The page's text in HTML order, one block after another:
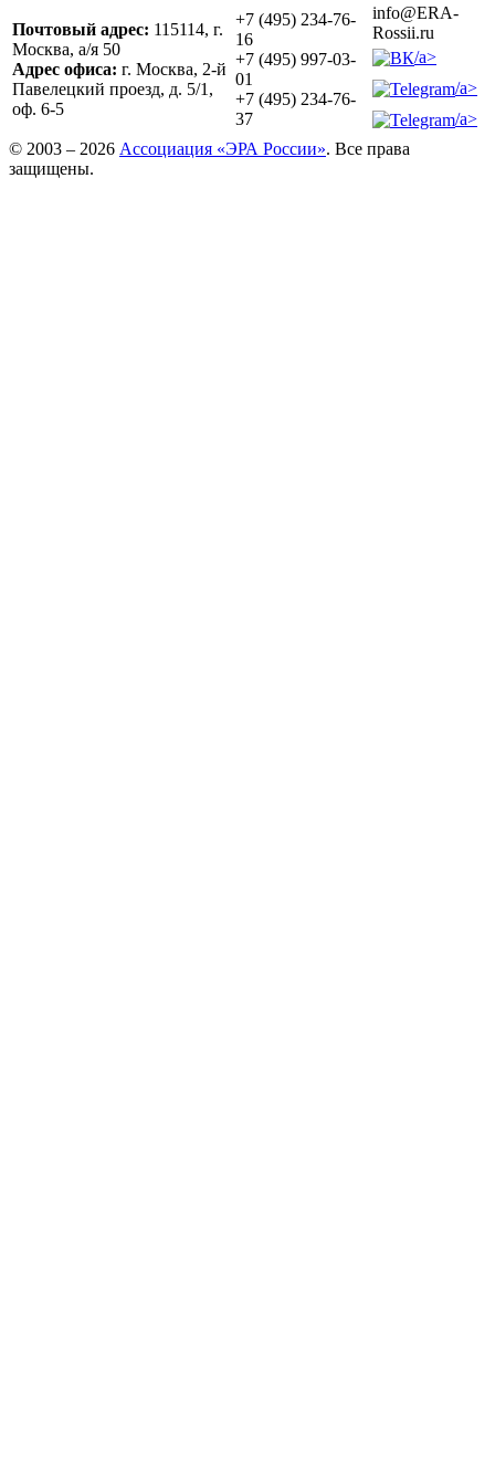
Почтовый адрес: 115114, г.
Москва, а/я 50
Адрес офиса: г. Москва, 2-й
Павелецкий проезд, д. 5/1,
оф. 6-5
+7 (495) 234-76-
16
+7 (495) 997-03-
01
+7 (495) 234-76-
37
info@ERA-
Rossii.ru
/a>
/a>
/a>
© 2003 – 2026 Ассоциация «ЭРА России». Все права
защищены.